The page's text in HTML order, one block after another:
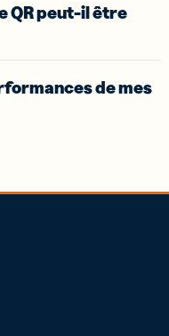
QR peut-il être
de mes